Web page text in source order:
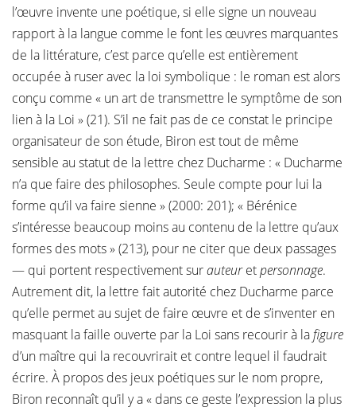
l’œuvre invente une poétique, si elle signe un nouveau
rapport à la langue comme le font les œuvres marquantes
de la littérature, c’est parce qu’elle est entièrement
occupée à ruser avec la loi symbolique : le roman est alors
conçu comme « un art de transmettre le symptôme de son
lien à la Loi » (21). S’il ne fait pas de ce constat le principe
organisateur de son étude, Biron est tout de même
sensible au statut de la lettre chez Ducharme : « Ducharme
n’a que faire des philosophes. Seule compte pour lui la
forme qu’il va faire sienne » (2000: 201); « Bérénice
s’intéresse beaucoup moins au contenu de la lettre qu’aux
formes des mots » (213), pour ne citer que deux passages
— qui portent respectivement surauteuretpersonnage.
Autrement dit, la lettre fait autorité chez Ducharme parce
qu’elle permet au sujet de faire œuvre et de s’inventer en
masquant la faille ouverte par la Loi sans recourir à lafigure
d’un maître qui la recouvrirait et contre lequel il faudrait
écrire. À propos des jeux poétiques sur le nom propre,
Biron reconnaît qu’il y a « dans ce geste l’expression la plus